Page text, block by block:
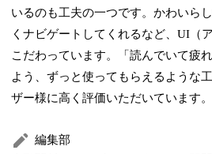
いるのも工夫の一つです。かわいら
くナビゲートしてくれるなど、UI（
こだわっています。「読んでいて疲
よう、ずっと使ってもらえるような
ザー様に高く評価いただいています。
編集部